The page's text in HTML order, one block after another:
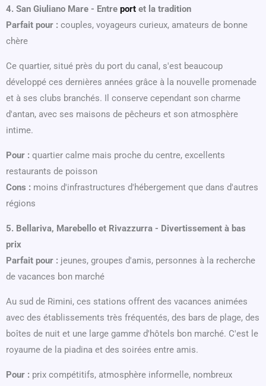
4. San Giuliano Mare - Entre port et la tradition
Parfait pour : couples, voyageurs curieux, amateurs de bonne
chère
Ce quartier, situé près du port du canal, s'est beaucoup
développé ces dernières années grâce à la nouvelle promenade
et à ses clubs branchés. Il conserve cependant son charme
d'antan, avec ses maisons de pêcheurs et son atmosphère
intime.
Pour : quartier calme mais proche du centre, excellents
restaurants de poisson
Cons : moins d'infrastructures d'hébergement que dans d'autres
régions
5. Bellariva, Marebello et Rivazzurra - Divertissement à bas
prix
Parfait pour : jeunes, groupes d'amis, personnes à la recherche
de vacances bon marché
Au sud de Rimini, ces stations offrent des vacances animées
avec des établissements très fréquentés, des bars de plage, des
boîtes de nuit et une large gamme d'hôtels bon marché. C'est le
royaume de la piadina et des soirées entre amis.
Pour : prix compétitifs, atmosphère informelle, nombreux